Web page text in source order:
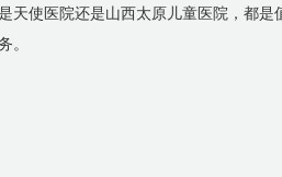
天使医院还是山西太原儿童医院，都是
。